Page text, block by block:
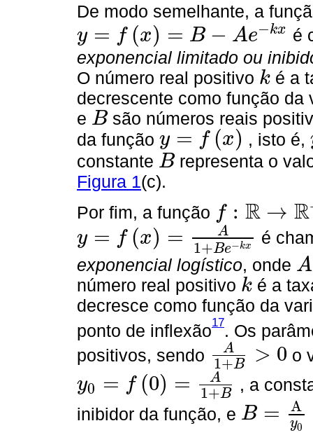
De modo semelhante, a
y = f (x) = B − Ae−kx
y= x=B− e kx
é
exponencial limitado ou
O número real positivo k
k
é a
decrescente como função
e B
B
são números reais
da função y = f (x)
y= x , isto é,
constante B
B
representa o
Figura 1(c).
Por fim, a função f : R → R
f:ℝ →ℝ +
y = f (x) = A
1+Be−kx
y= x=A1 B −k x
é
exponencial logístico, onde A
A
número real positivo k
k
é a
decresce como função da
ponto de inflexão17. Os
positivos, sendo
A
1+B > 0
A1+B>0 o
y0 = f (0) = A
1+B
y0=f =A1+
, a
inibidor da função, e B = A
y0
B=A 0−1